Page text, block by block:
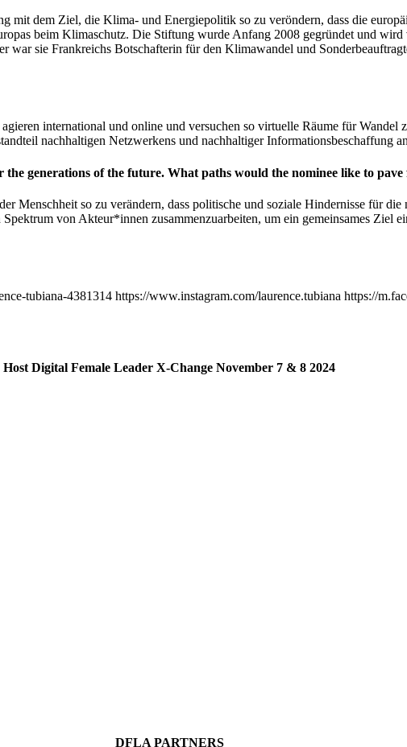
dem Ziel, die Klima- und Energiepolitik so zu veröndern, dass die
beim Klimaschutz. Die Stiftung wurde Anfang 2008 gegründet und wird
war sie Frankreichs Botschafterin für den Klimawandel und
international und online und versuchen so virtuelle Räume für Wandel
nachhaltigen Netzwerkens und nachhaltiger Informationsbeschaffung
generations of the future. What paths would the nominee like to
Menschheit so zu verändern, dass politische und soziale Hindernisse für
von Akteur*innen zusammenzuarbeiten, um ein gemeinsames Ziel
tubiana-4381314 https://www.instagram.com/laurence.tubiana https://
Host Digital Female Leader X-Change November 7 & 8 2024
DFLA PARTNERS